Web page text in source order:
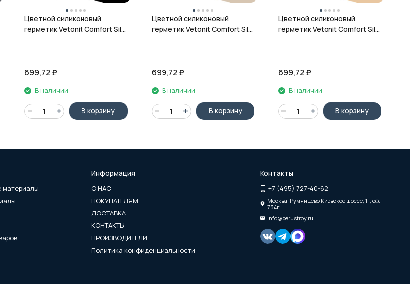
Цветной силиконовый
герметик Vetonit Comfort Sil,
699,72₽
В наличии
В корзину
Цветной силиконовый
герметик Vetonit Comfort Sil,
699,72₽
В наличии
В корзину
Цветной силиконовый
герметик Vetonit Comfort Sil,
699,72₽
В наличии
В корзину
материалы
Информация
О НАС
ПОКУПАТЕЛЯМ
ДОСТАВКА
КОНТАКТЫ
ПРОИЗВОДИТЕЛИ
Политика конфиденциальности
Контакты
+7 (495) 727-40-62
Москва, Румянцево Киевское шоссе, 1г, оф.
734г
info@berustroy.ru